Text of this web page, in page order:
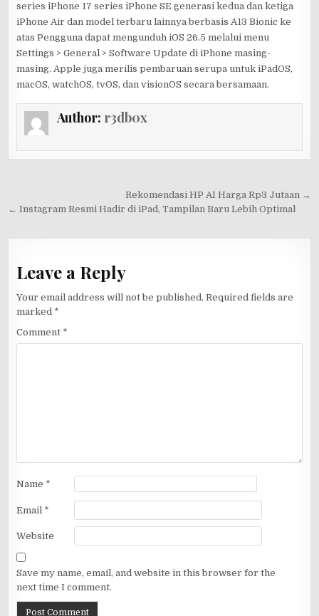
series iPhone 17 series iPhone SE generasi kedua dan ketiga
iPhone Air dan model terbaru lainnya berbasis A13 Bionic ke
atas Pengguna dapat mengunduh iOS 26.5 melalui menu
Settings > General > Software Update di iPhone masing-
masing. Apple juga merilis pembaruan serupa untuk iPadOS,
macOS, watchOS, tvOS, dan visionOS secara bersamaan.
Author: r3db0x
navigation
Rekomendasi HP AI Harga Rp3 Jutaan →
← Instagram Resmi Hadir di iPad, Tampilan Baru Lebih Optimal
Leave a Reply
Your email address will not be published. Required fields are
marked *
Comment *
Name *
Email *
Website
Save my name, email, and website in this browser for the
next time I comment.